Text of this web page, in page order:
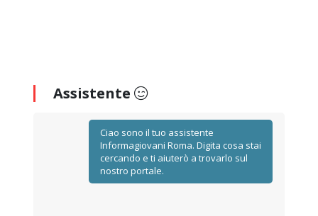
Assistente
Ciao sono il tuo assistente
Informagiovani Roma. Digita cosa stai
cercando e ti aiuterò a trovarlo sul
nostro portale.